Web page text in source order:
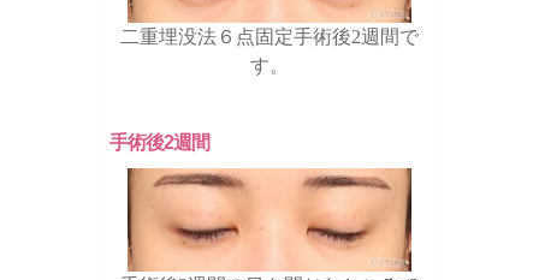
二重埋没法６点固定手術後2週間で
す。
手術後2週間